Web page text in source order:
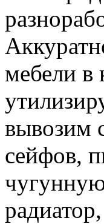
мебели в
вывозим
сейфов,